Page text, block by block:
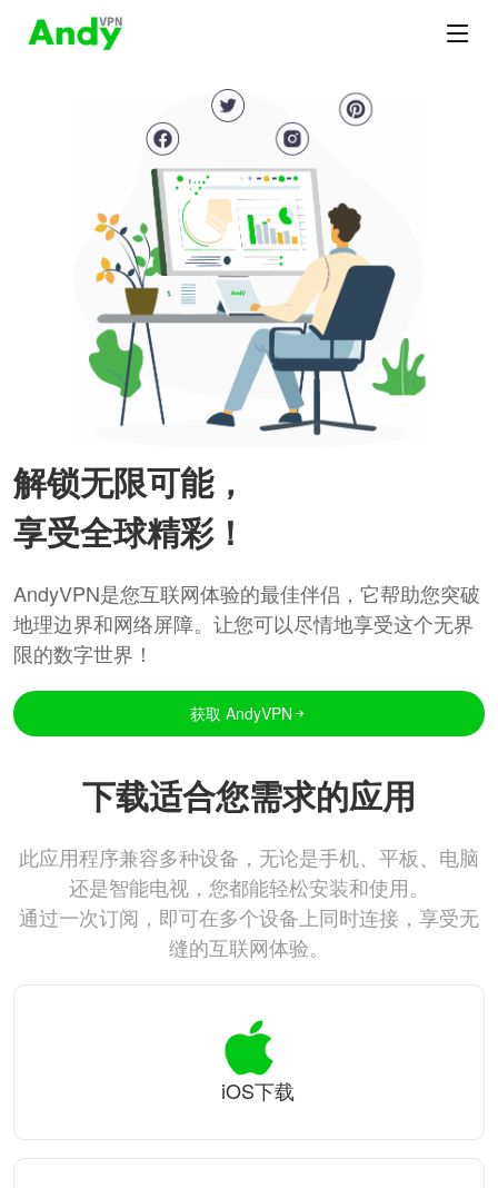
解锁无限可能，
享受全球精彩！
AndyVPN是您互联网体验的最佳伴侣，它帮助您突破
地理边界和网络屏障。让您可以尽情地享受这个无界
限的数字世界！
获取 AndyVPN
下载适合您需求的应用
此应用程序兼容多种设备，无论是手机、平板、电脑
还是智能电视，您都能轻松安装和使用。
通过一次订阅，即可在多个设备上同时连接，享受无
缝的互联网体验。
iOS下载